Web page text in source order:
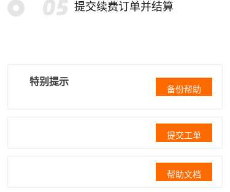
提交续费订单并结算
特别提示
备份帮助
提交工单
帮助文档